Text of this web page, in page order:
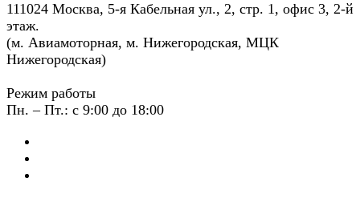
111024 Москва, 5-я Кабельная ул., 2, стр. 1, офис 3, 2-й
этаж.
(м. Авиамоторная, м. Нижегородская, МЦК
Нижегородская)
Режим работы
Пн. – Пт.: с 9:00 до 18:00